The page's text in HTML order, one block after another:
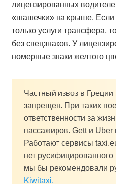
лицензированных
«шашечки» на крыше. Если
только услуги трансфера,
без спецзнаков. У
номерные знаки желтого
Частный извоз в Греции
запрещен. При таких
ответственности за
пассажиров. Gett и Uber
Работают сервисы
нет
мы бы рекомендовали
Kiwitaxi.